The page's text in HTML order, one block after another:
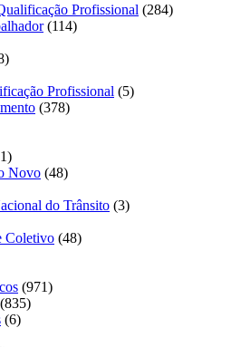
Profissional (284)
(114)
Profissional (5)
(378)
Novo (48)
do Trânsito (3)
Coletivo (48)
(971)
(835)
(6)